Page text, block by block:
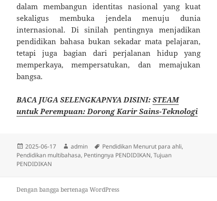
dalam membangun identitas nasional yang kuat
sekaligus membuka jendela menuju dunia
internasional. Di sinilah pentingnya menjadikan
pendidikan bahasa bukan sekadar mata pelajaran,
tetapi juga bagian dari perjalanan hidup yang
memperkaya, mempersatukan, dan memajukan
bangsa.
BACA JUGA SELENGKAPNYA DISINI:STEAM
untuk Perempuan: Dorong Karir Sains-Teknologi
Diposkan
pada
2025-06-17 Penulis
admin Tag
Pendidikan Menurut para ahli,
Pendidikan multibahasa, Pentingnya PENDIDIKAN,Tujuan
PENDIDIKAN
Dengan bangga bertenaga WordPress